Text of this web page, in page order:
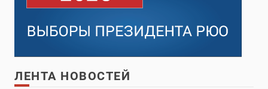
ЛЕНТА НОВОСТЕЙ